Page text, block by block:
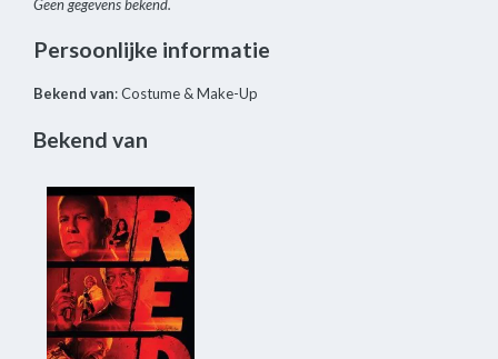
Geen gegevens bekend.
Persoonlijke informatie
Bekend van: Costume & Make-Up
Bekend van